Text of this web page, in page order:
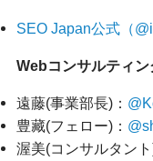
SEO Japan公式（
Webコンサルティン
遠藤(事業部長)：
豊藏(フェロー)：
渥美(コンサルタント